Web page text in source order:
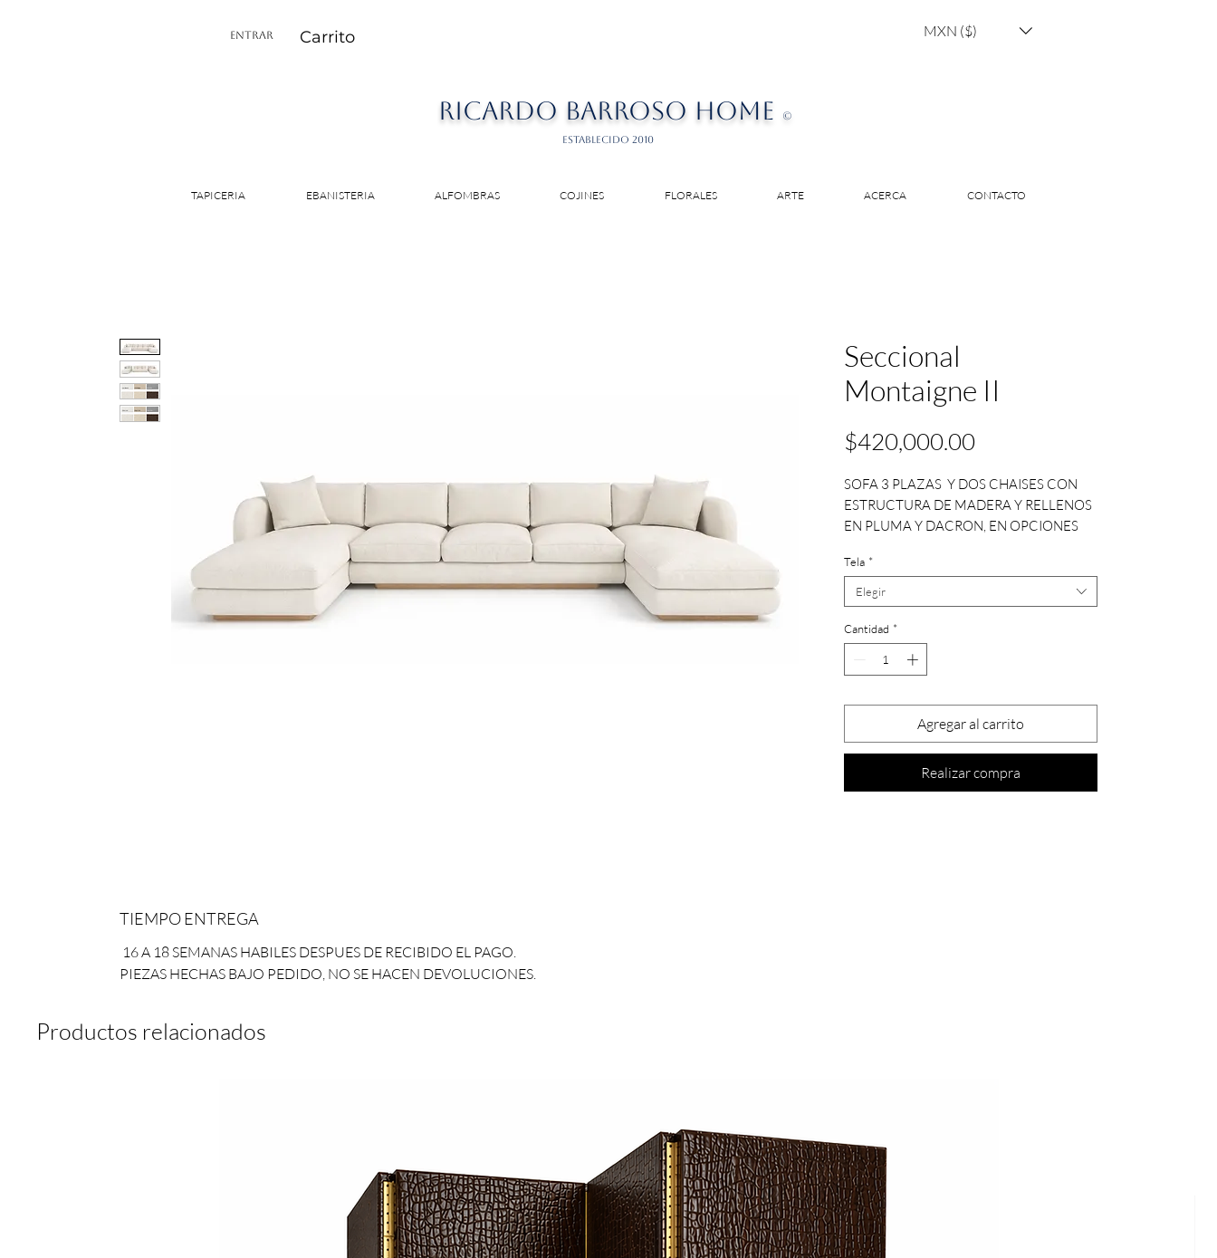
ENTRAR Carrito MXN ($)
RICARDO BARROSO HOME ©
ESTABLECIDO 2010
TAPICERIA EBANISTERIA ALFOMBRAS COJINES FLORALES ARTE ACERCA CONTACTO
Seccional
Montaigne II
$420,000.00Precio
SOFA 3 PLAZAS Y DOS CHAISES CON
ESTRUCTURA DE MADERA Y RELLENOS
EN PLUMA Y DACRON, EN OPCIONES
TORNEADAS BARNIZADAS EN NEGRO.
MEDIDAS: 3.86M LARGO X 1.52 M
PROFUNDO X 0.65M ALTO
Tela *
Elegir
Cantidad *
Agregar al carrito
Realizar compra
TIEMPO ENTREGA
16 A 18 SEMANAS HABILES DESPUES DE RECIBIDO EL PAGO.
PIEZAS HECHAS BAJO PEDIDO, NO SE HACEN DEVOLUCIONES.
Productos relacionados